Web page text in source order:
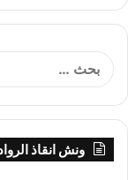
نقوم بـإنقاذ
ونش انقاذ الهرم
ونش انقاذ